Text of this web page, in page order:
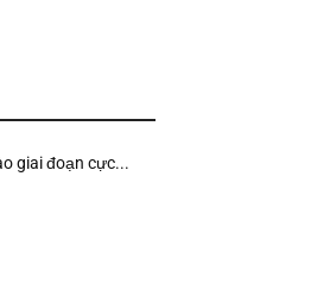
giai đoạn cực...